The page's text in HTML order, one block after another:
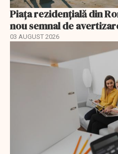
Piața rezidențială din
nou semnal de
03 AUGUST 2026